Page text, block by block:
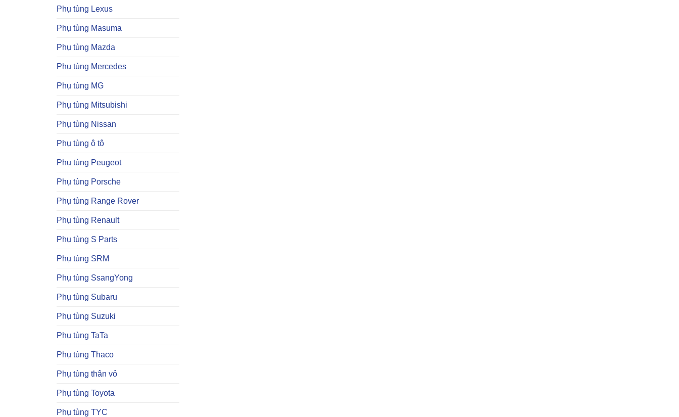
Phụ tùng Lexus
Phụ tùng Masuma
Phụ tùng Mazda
Phụ tùng Mercedes
Phụ tùng MG
Phụ tùng Mitsubishi
Phụ tùng Nissan
Phụ tùng ô tô
Phụ tùng Peugeot
Phụ tùng Porsche
Phụ tùng Range Rover
Phụ tùng Renault
Phụ tùng S Parts
Phụ tùng SRM
Phụ tùng SsangYong
Phụ tùng Subaru
Phụ tùng Suzuki
Phụ tùng TaTa
Phụ tùng Thaco
Phụ tùng thân vỏ
Phụ tùng Toyota
Phụ tùng TYC